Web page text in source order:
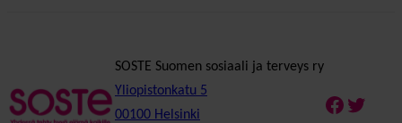
SOSTE Suomen sosiaali ja terveys ry
Yliopistonkatu 5
00100 Helsinki